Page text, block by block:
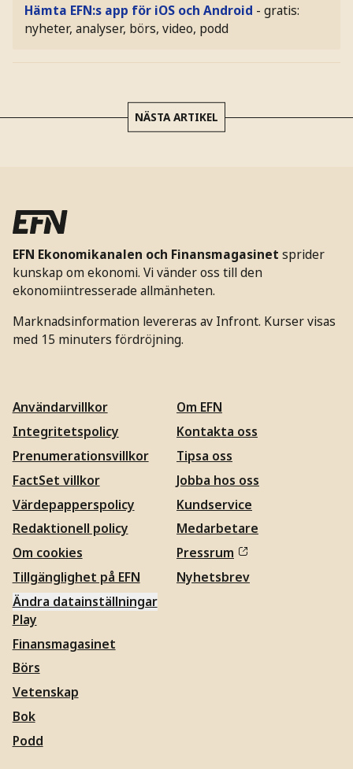
Hämta EFN:s app för iOS och Android - gratis:
nyheter, analyser, börs, video, podd
NÄSTA ARTIKEL
EFN Ekonomikanalen och Finansmagasinet sprider
kunskap om ekonomi. Vi vänder oss till den
ekonomiintresserade allmänheten.
Marknadsinformation levereras av Infront. Kurser visas
med 15 minuters fördröjning.
Användarvillkor
Integritetspolicy
Prenumerationsvillkor
FactSet villkor
Värdepapperspolicy
Redaktionell policy
Om cookies
Tillgänglighet på EFN
Ändra datainställningar
Om EFN
Kontakta oss
Tipsa oss
Jobba hos oss
Kundservice
Medarbetare
Pressrum
Nyhetsbrev
Play
Finansmagasinet
Börs
Vetenskap
Bok
Podd